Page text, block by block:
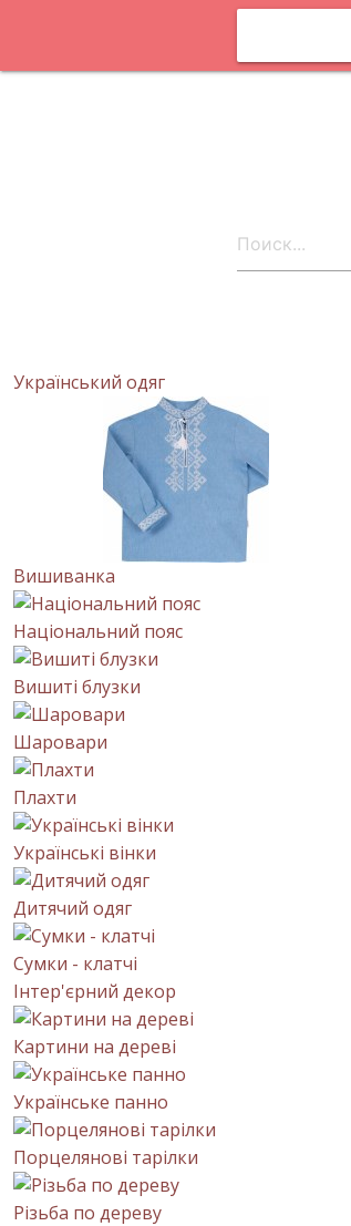
Український одяг
Вишиванка
Національний пояс
Вишиті блузки
Шаровари
Плахти
Українські вінки
Дитячий одяг
Сумки - клатчі
Інтер'єрний декор
Картини на дереві
Українське панно
Порцелянові тарілки
Різьба по дереву